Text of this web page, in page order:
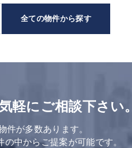
全ての物件から探す
軽にご相談下さい。
件が多数あります。
中からご提案が可能です。